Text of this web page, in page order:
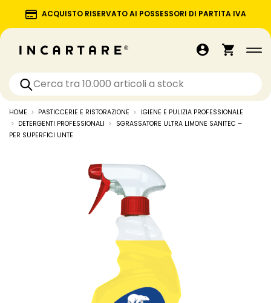
ACQUISTO RISERVATO AI POSSESSORI DI PARTITA IVA
HOME PASTICCERIE E RISTORAZIONE
IGIENE E PULIZIA PROFESSIONALE
DETERGENTI PROFESSIONALI
SGRASSATORE ULTRA LIMONE SANITEC –
PER SUPERFICI UNTE